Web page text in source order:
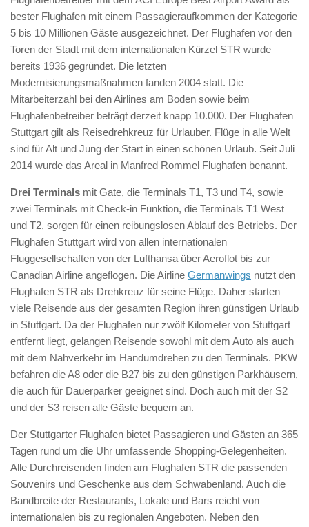
bester Flughafen mit einem Passagieraufkommen der Kategorie
5 bis 10 Millionen Gäste ausgezeichnet. Der Flughafen vor den
Toren der Stadt mit dem internationalen Kürzel STR wurde
bereits 1936 gegründet. Die letzten
Modernisierungsmaßnahmen fanden 2004 statt. Die
Mitarbeiterzahl bei den Airlines am Boden sowie beim
Flughafenbetreiber beträgt derzeit knapp 10.000. Der Flughafen
Stuttgart gilt als Reisedrehkreuz für Urlauber. Flüge in alle Welt
sind für Alt und Jung der Start in einen schönen Urlaub. Seit Juli
2014 wurde das Areal in Manfred Rommel Flughafen benannt.
Drei Terminals mit Gate, die Terminals T1, T3 und T4, sowie
zwei Terminals mit Check-in Funktion, die Terminals T1 West
und T2, sorgen für einen reibungslosen Ablauf des Betriebs. Der
Flughafen Stuttgart wird von allen internationalen
Fluggesellschaften von der Lufthansa über Aeroflot bis zur
Canadian Airline angeflogen. Die Airline Germanwings nutzt den
Flughafen STR als Drehkreuz für seine Flüge. Daher starten
viele Reisende aus der gesamten Region ihren günstigen Urlaub
in Stuttgart. Da der Flughafen nur zwölf Kilometer von Stuttgart
entfernt liegt, gelangen Reisende sowohl mit dem Auto als auch
mit dem Nahverkehr im Handumdrehen zu den Terminals. PKW
befahren die A8 oder die B27 bis zu den günstigen Parkhäusern,
die auch für Dauerparker geeignet sind. Doch auch mit der S2
und der S3 reisen alle Gäste bequem an.
Der Stuttgarter Flughafen bietet Passagieren und Gästen an 365
Tagen rund um die Uhr umfassende Shopping-Gelegenheiten.
Alle Durchreisenden finden am Flughafen STR die passenden
Souvenirs und Geschenke aus dem Schwabenland. Auch die
Bandbreite der Restaurants, Lokale und Bars reicht von
internationalen bis zu regionalen Angeboten. Neben den